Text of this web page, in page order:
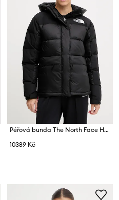
Péřová bunda The North Face HMLYN Down
10389 Kč